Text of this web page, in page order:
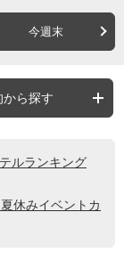
今週末
から探す
ルランキング
休みイベントカ